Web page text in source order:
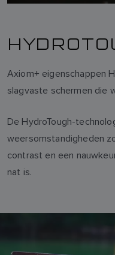
Axiom+ eigenschappen
slagvaste schermen die
De HydroTough-
weersomstandigheden
contrast en een
nat is.